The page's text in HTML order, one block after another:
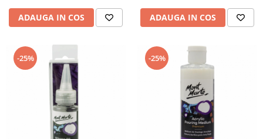
Trafalete
Caiete pictură
Carton pânzat
ADAUGA IN COS ADAUGA IN COS
-25% -25%